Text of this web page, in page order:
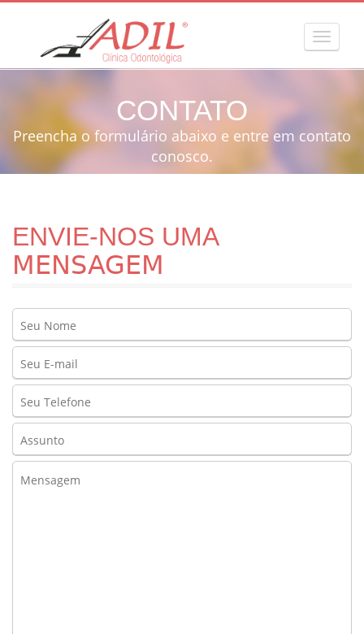
MENU
CONTATO
Preencha o formulário abaixo e entre em contato
conosco.
ENVIE-NOS UMA
MENSAGEM